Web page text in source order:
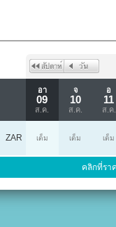
อา
09
ส.ค.
จ
10
ส.ค.
อ
11
ส.ค.
ZAR เต็ม เต็ม เต็ม
คลิกที่รา